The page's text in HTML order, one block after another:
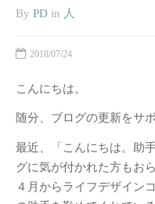
最近の投稿
り
2018年度 愛知県下美術系大
卒展を経て
By PD in 人
2018/07/24
こんにちは。
随分、ブログの更新をサ
最近、「こんにちは。助
グに気が付かれた方もお
４月からライフデザイン